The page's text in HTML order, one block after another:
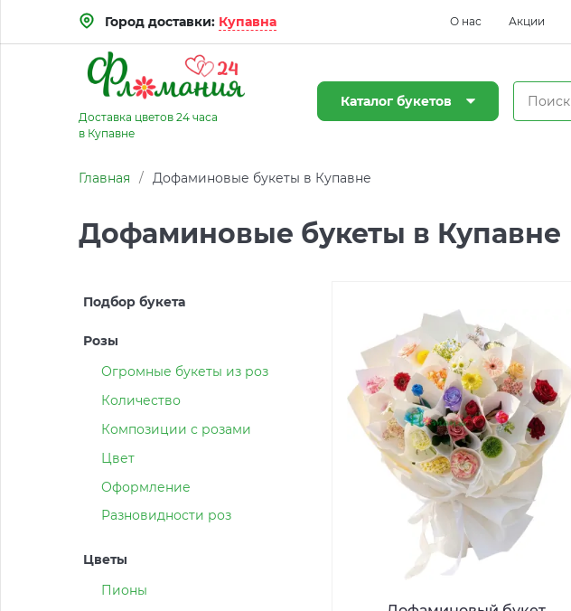
Город доставки: Купавна О нас Акции
Доставка цветов 24 часа
в Купавне
Каталог букетов
Главная / Дофаминовые букеты в Купавне
Дофаминовые букеты в Купавне
Подбор букета
Розы
Огромные букеты из роз
Количество
Композиции с розами
Цвет
Оформление
Разновидности роз
Цветы
Пионы